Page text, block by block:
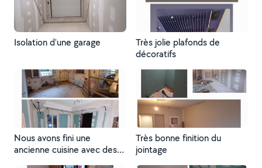
Isolation d'une garage
Très jolie plafonds de
décoratifs
Nous avons fini une
ancienne cuisine avec des
Très bonne finition du
jointage